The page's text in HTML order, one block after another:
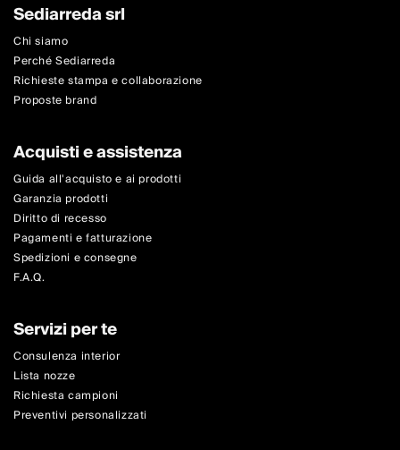
Sediarreda srl
Chi siamo
Perché Sediarreda
Richieste stampa e collaborazione
Proposte brand
Acquisti e assistenza
Guida all'acquisto e ai prodotti
Garanzia prodotti
Diritto di recesso
Pagamenti e fatturazione
Spedizioni e consegne
F.A.Q.
Servizi per te
Consulenza interior
Lista nozze
Richiesta campioni
Preventivi personalizzati